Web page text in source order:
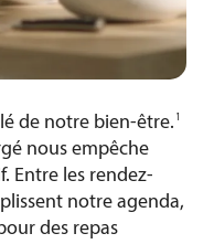
de notre bien-être. 1
nous empêche
Entre les rendez-
notre agenda,
des repas